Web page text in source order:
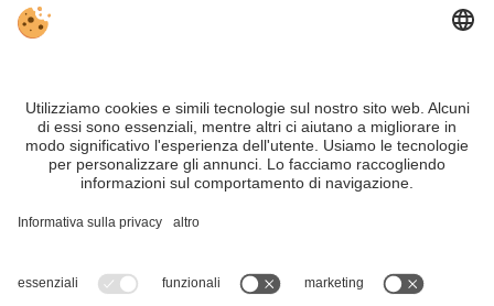
contenuti, si possono verificare errori. Non garantiamo la
correttezza e la completezza di tutte le informazioni. Per
motivi di sicurezza, si prega di verificare chiedendo
direttamente sul posto all'organizzatore.
Sitemap| Editoria& Direttiva privacy |Impostazioni cookie individuali